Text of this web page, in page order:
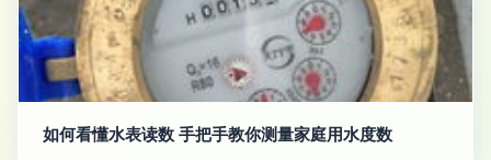
如何看懂水表读数 手把手教你测量家庭用水度数